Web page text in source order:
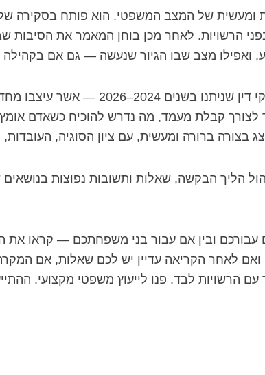
של המצב המשפטי. הוא פותח בסקירה של
הרשויות. לאחר מכן בוחן המאמר את הסיבות
מצב שבו הגיור שנעשה — גם אם בקהילה
חלק מרכזי במאמר מוקדש לפסיקה
לצורך קבלת מעמד, מה נדרש להוכיח כשאדם
בצורה ברורה ומעשית, עם ציון הסוגיה,
הליך הבקשה, שאלות ותשובות נפוצות
ובין אם עבור בני משפחתכם — קראו את
ואם לאחר הקריאה עדיין יש לכם שאלות, אם
הרשויות לבד. פנו לייעוץ משפטי מקצועי.